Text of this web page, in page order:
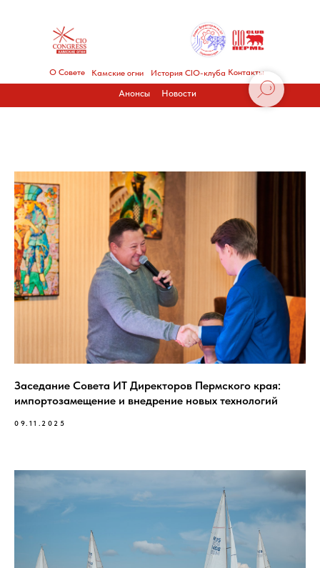
Контакты
История CIO-клуба
Камские огни
О Совете
Новости
Анонсы
Заседание Совета ИТ Директоров Пермского края:
импортозамещение и внедрение новых технологий
09.11.2025